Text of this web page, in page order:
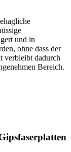
und in
ohne dass der
verbleibt dadurch
Bereich.